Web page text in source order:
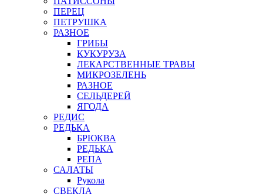
ПЕРЕЦ
ПЕТРУШКА
РАЗНОЕ
ГРИБЫ
КУКУРУЗА
ЛЕКАРСТВЕННЫЕ ТРАВЫ
МИКРОЗЕЛЕНЬ
РАЗНОЕ
СЕЛЬДЕРЕЙ
ЯГОДА
РЕДИС
РЕДЬКА
БРЮКВА
РЕДЬКА
РЕПА
САЛАТЫ
Рукола
СВЕКЛА